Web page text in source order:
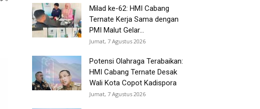
Milad ke-62: HMI Cabang
Ternate Kerja Sama dengan
PMI Malut Gelar...
Jumat, 7 Agustus 2026
Potensi Olahraga Terabaikan:
HMI Cabang Ternate Desak
Wali Kota Copot Kadispora
Jumat, 7 Agustus 2026